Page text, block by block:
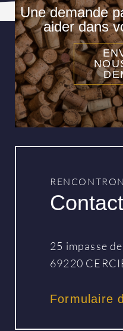
Une demande
aider dans
Contact
25 impasse
69220
Formulaire